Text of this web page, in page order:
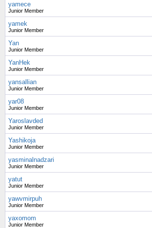
yamece
Junior Member
yamek
Junior Member
Yan
Junior Member
YanHek
Junior Member
yansallian
Junior Member
yar08
Junior Member
Yaroslavded
Junior Member
Yashikoja
Junior Member
yasminalnadzari
Junior Member
yatut
Junior Member
yawvmirpuh
Junior Member
yaxomom
Junior Member